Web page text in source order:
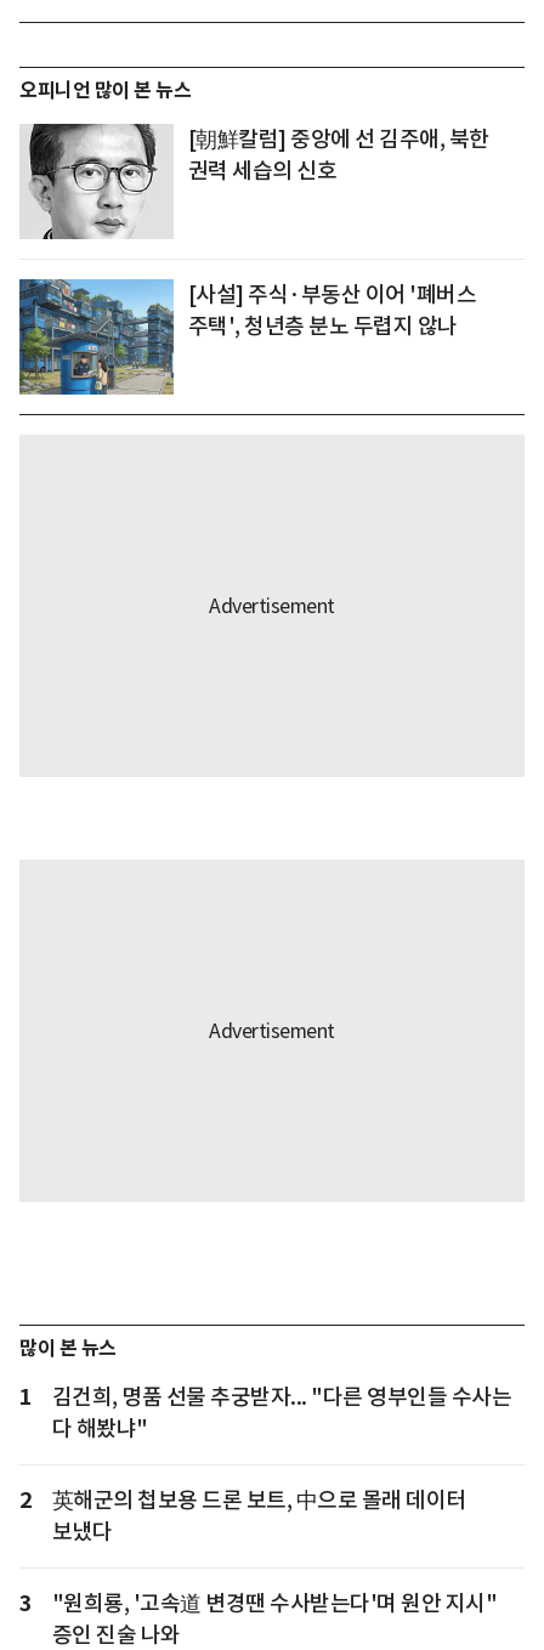
오피니언 많이 본 뉴스
[朝鮮칼럼] 중앙에 선 김주애, 북한
권력 세습의 신호
[사설] 주식·부동산 이어 '폐버스
주택', 청년층 분노 두렵지 않나
많이 본 뉴스
1
김건희, 명품 선물 추궁받자... "다른 영부인들 수사는
다 해봤냐"
2
英해군의 첩보용 드론 보트, 中으로 몰래 데이터
보냈다
3
"원희룡, '고속道 변경땐 수사받는다'며 원안 지시"
증인 진술 나와